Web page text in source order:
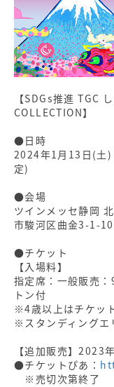
【SDGs推進 TGC
COLLECTION】
●日時
2024年1月13日(土
定)
●会場
ツインメッセ静岡
市駿河区曲金3-1-
●チケット
【入場料】
指定席：一般販売
トン付
※4歳以上はチケッ
※スタンディングエ
【追加販売】2023
●チケットぴあ：
※売切次第終了